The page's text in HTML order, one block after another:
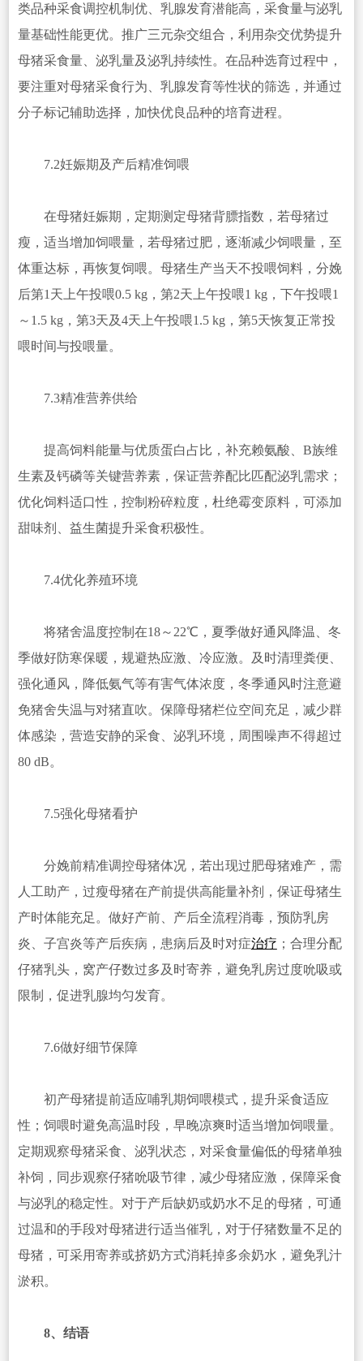
类品种采食调控机制优、乳腺发育潜能高，采食量与泌乳
量基础性能更优。推广三元杂交组合，利用杂交优势提升
母猪采食量、泌乳量及泌乳持续性。在品种选育过程中，
要注重对母猪采食行为、乳腺发育等性状的筛选，并通过
分子标记辅助选择，加快优良品种的培育进程。
7.2妊娠期及产后精准饲喂
在母猪妊娠期，定期测定母猪背膘指数，若母猪过
瘦，适当增加饲喂量，若母猪过肥，逐渐减少饲喂量，至
体重达标，再恢复饲喂。母猪生产当天不投喂饲料，分娩
后第1天上午投喂0.5 kg，第2天上午投喂1 kg，下午投喂1
～1.5 kg，第3天及4天上午投喂1.5 kg，第5天恢复正常投
喂时间与投喂量。
7.3精准营养供给
提高饲料能量与优质蛋白占比，补充赖氨酸、B族维
生素及钙磷等关键营养素，保证营养配比匹配泌乳需求；
优化饲料适口性，控制粉碎粒度，杜绝霉变原料，可添加
甜味剂、益生菌提升采食积极性。
7.4优化养殖环境
将猪舍温度控制在18～22℃，夏季做好通风降温、冬
季做好防寒保暖，规避热应激、冷应激。及时清理粪便、
强化通风，降低氨气等有害气体浓度，冬季通风时注意避
免猪舍失温与对猪直吹。保障母猪栏位空间充足，减少群
体感染，营造安静的采食、泌乳环境，周围噪声不得超过
80 dB。
7.5强化母猪看护
分娩前精准调控母猪体况，若出现过肥母猪难产，需
人工助产，过瘦母猪在产前提供高能量补剂，保证母猪生
产时体能充足。做好产前、产后全流程消毒，预防乳房
炎、子宫炎等产后疾病，患病后及时对症治疗 ；合理分配
仔猪乳头，窝产仔数过多及时寄养，避免乳房过度吮吸或
限制，促进乳腺均匀发育。
7.6做好细节保障
初产母猪提前适应哺乳期饲喂模式，提升采食适应
性；饲喂时避免高温时段，早晚凉爽时适当增加饲喂量。
定期观察母猪采食、泌乳状态，对采食量偏低的母猪单独
补饲，同步观察仔猪吮吸节律，减少母猪应激，保障采食
与泌乳的稳定性。对于产后缺奶或奶水不足的母猪，可通
过温和的手段对母猪进行适当催乳，对于仔猪数量不足的
母猪，可采用寄养或挤奶方式消耗掉多余奶水，避免乳汁
淤积。
8、结语